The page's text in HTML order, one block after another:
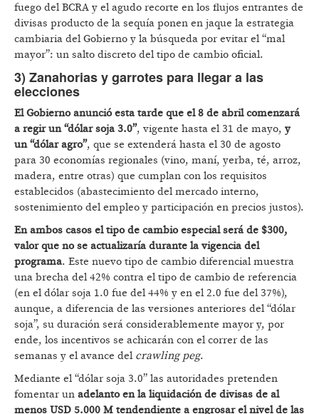
fuego del BCRA y el agudo recorte en los flujos entrantes de
divisas producto de la sequía ponen en jaque la estrategia
cambiaria del Gobierno y la búsqueda por evitar el “mal
mayor”: un salto discreto del tipo de cambio oficial.
3) Zanahorias y garrotes para llegar a las
elecciones
El Gobierno anunció esta tarde que el 8 de abril comenzará
a regir un “dólar soja 3.0”, vigente hasta el 31 de mayo, y
un “dólar agro”, que se extenderá hasta el 30 de agosto
para 30 economías regionales (vino, maní, yerba, té, arroz,
madera, entre otras) que cumplan con los requisitos
establecidos (abastecimiento del mercado interno,
sostenimiento del empleo y participación en precios justos).
En ambos casos el tipo de cambio especial será de $300,
valor que no se actualizaría durante la vigencia del
programa. Este nuevo tipo de cambio diferencial muestra
una brecha del 42% contra el tipo de cambio de referencia
(en el dólar soja 1.0 fue del 44% y en el 2.0 fue del 37%),
aunque, a diferencia de las versiones anteriores del “dólar
soja”, su duración será considerablemente mayor y, por
ende, los incentivos se achicarán con el correr de las
semanas y el avance del crawling peg.
Mediante el “dólar soja 3.0” las autoridades pretenden
fomentar un adelanto en la liquidación de divisas de al
menos USD 5.000 M tendendiente a engrosar el nivel de las